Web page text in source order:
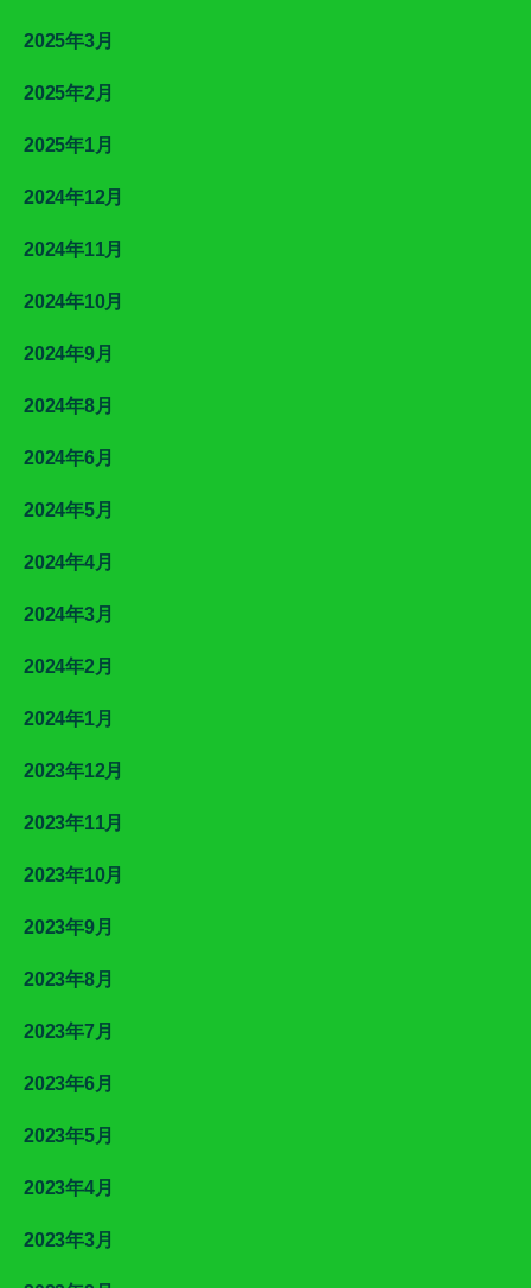
2025年3月
2025年2月
2025年1月
2024年12月
2024年11月
2024年10月
2024年9月
2024年8月
2024年6月
2024年5月
2024年4月
2024年3月
2024年2月
2024年1月
2023年12月
2023年11月
2023年10月
2023年9月
2023年8月
2023年7月
2023年6月
2023年5月
2023年4月
2023年3月